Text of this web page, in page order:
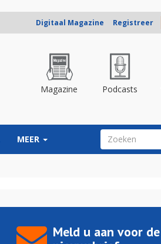
Digitaal Magazine Registreer
Magazine Podcasts
MEER ZOEKVELD
Meld u aan voor de